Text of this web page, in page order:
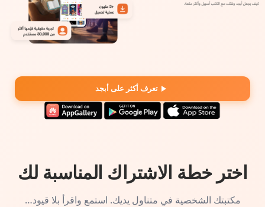
تعرف أكثر على أبجد
اختر خطة الاشتراك المناسبة لك
مكتبتك الشخصية في متناول يديك. استمع واقرأ بلا قيود…